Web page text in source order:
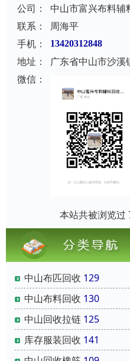
公司：
中山市富兴布料辅
联系：
周海平
手机：
13420312848
地址：
广东省中山市沙溪
微信：
本站共被浏览过
中山布匹回收 129
中山布料回收 130
中山回收拉链 125
库存服装回收 141